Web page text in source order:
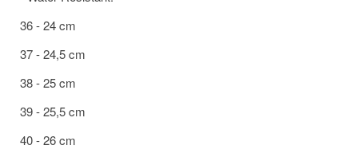
36 - 24 cm
37 - 24,5 cm
38 - 25 cm
39 - 25,5 cm
40 - 26 cm